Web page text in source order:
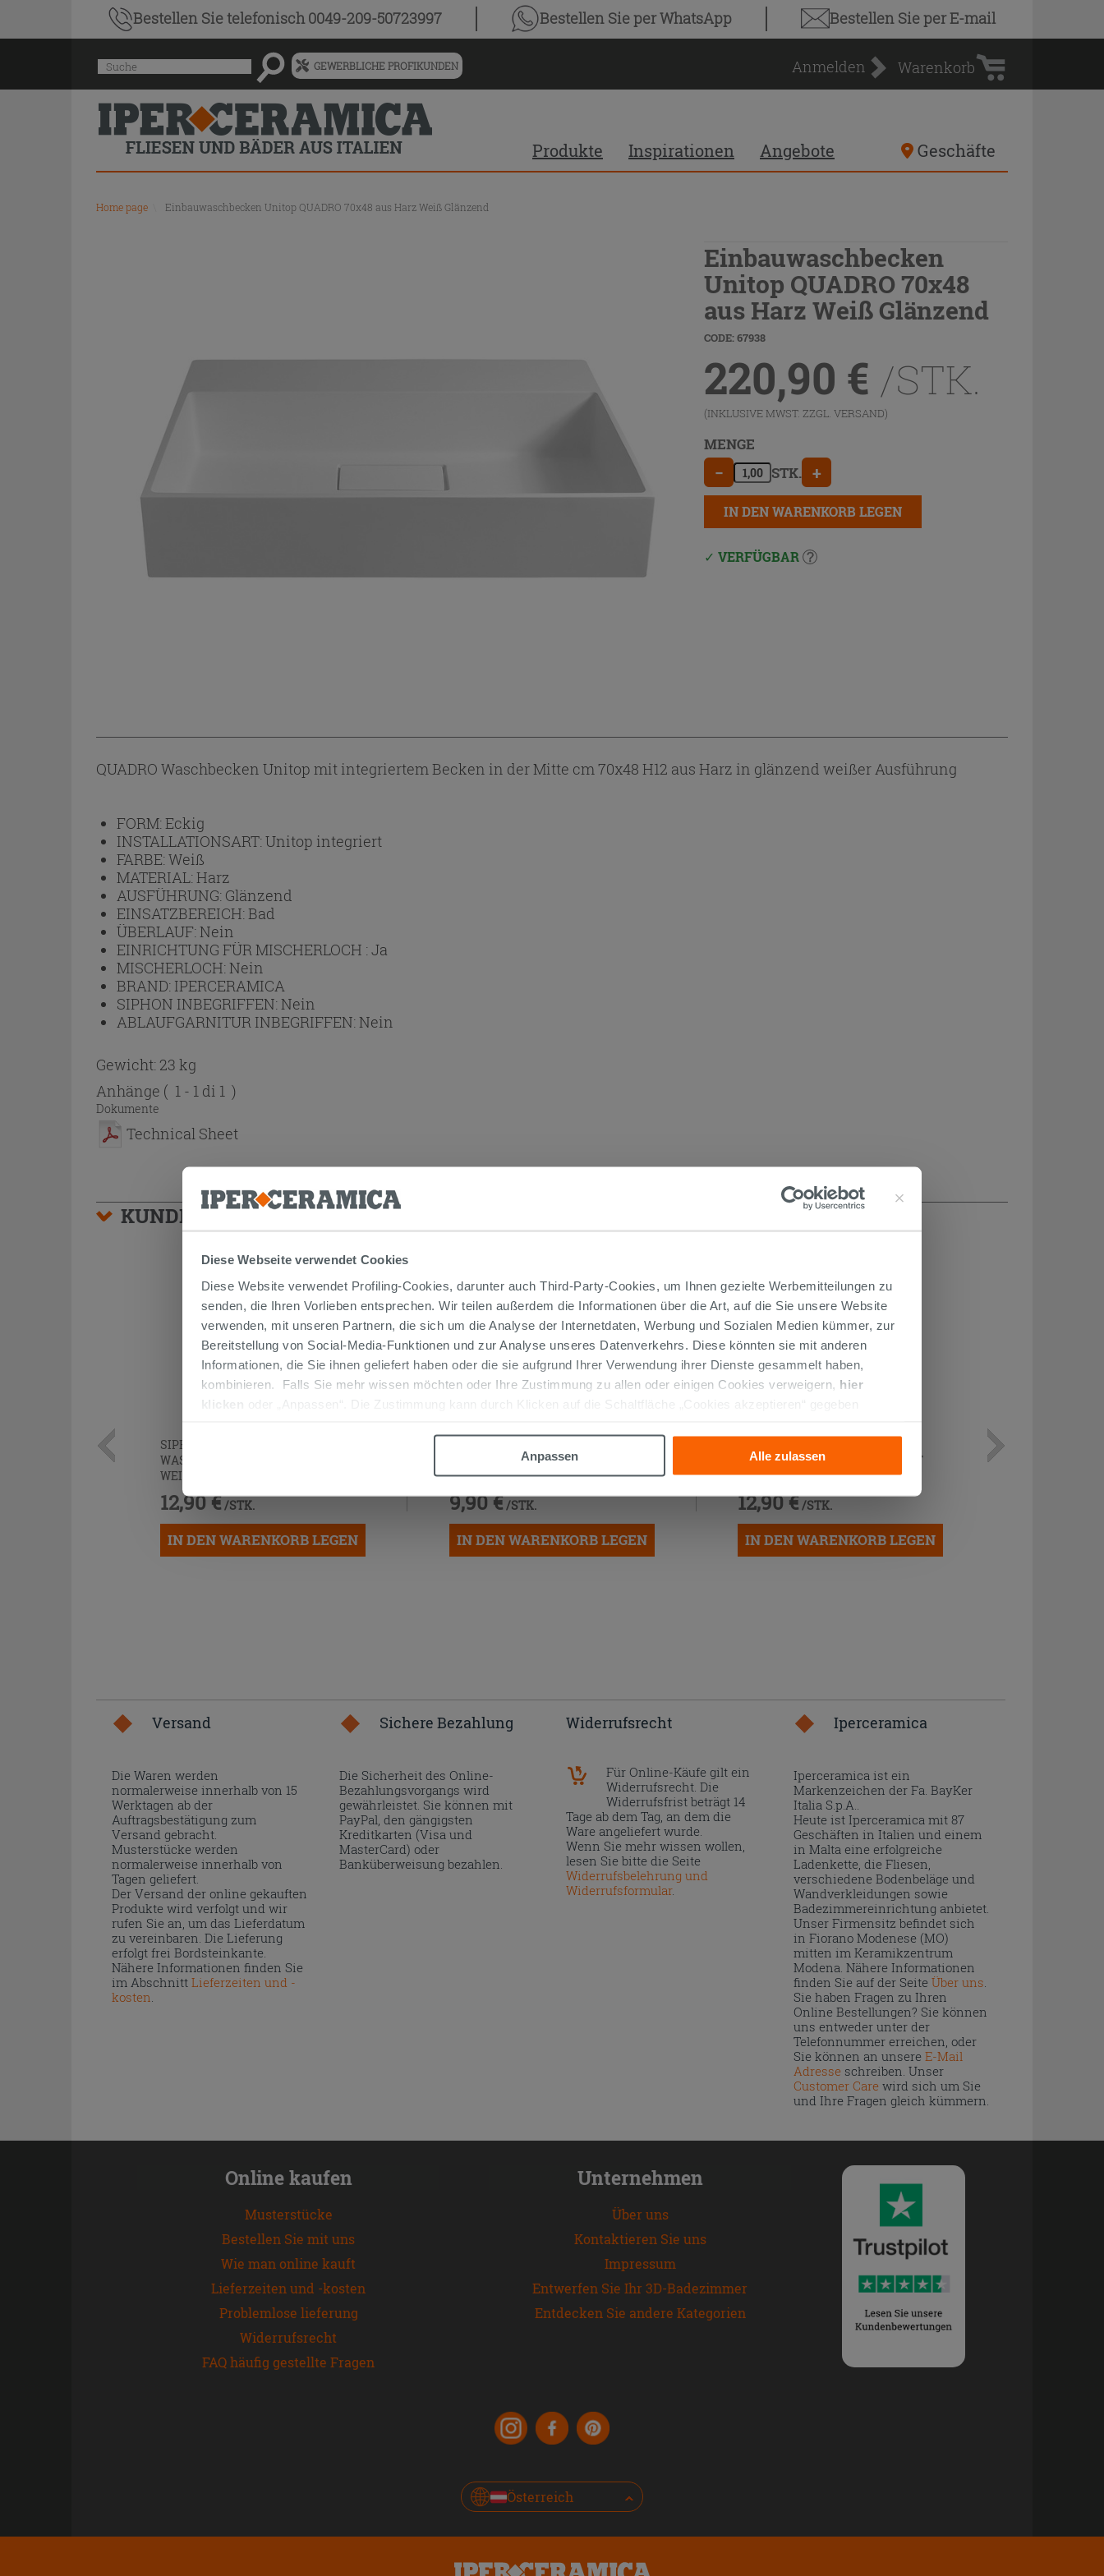
Diese Webseite verwendet Cookies
Diese Website verwendet Profiling-Cookies, darunter auch Third-Party-Cookies, um Ihnen gezielte Werbemitteilungen zu
senden, die Ihren Vorlieben entsprechen. Wir teilen außerdem die Informationen über die Art, auf die Sie unsere Website
verwenden, mit unseren Partnern, die sich um die Analyse der Internetdaten, Werbung und Sozialen Medien kümmer, zur
Bereitstellung von Social-Media-Funktionen und zur Analyse unseres Datenverkehrs. Diese könnten sie mit anderen
Informationen, die Sie ihnen geliefert haben oder die sie aufgrund Ihrer Verwendung ihrer Dienste gesammelt haben,
kombinieren. Falls Sie mehr wissen möchten oder Ihre Zustimmung zu allen oder einigen Cookies verweigern, hier
klicken
oder „Anpassen“. Die Zustimmung kann durch Klicken auf die Schaltfläche „Cookies akzeptieren“ gegeben
Anpassen
Alle zulassen
Bestellen Sietelefonisch 0049-209-50723997 Bestellen Sieper WhatsApp Bestellen Sieper E-mail
Menü
für
vorgeschlagenen
Siteinhalt
und
Suchprotokoll
Suche GEWERBLICHE PROFIKUNDEN Anmelden
Warenkorb
Warenkorb
Produkte Inspirationen Angebote Geschäfte
Home page Einbauwaschbecken Unitop QUADRO 70x48 aus Harz Weiß Glänzend
Einbauwaschbecken
Unitop QUADRO 70x48
aus Harz Weiß Glänzend
CODE: 67938
220,90 € /STK.
(INKLUSIVE MWST. ZZGL. VERSAND)
MENGE
− STK. +
IN DEN WARENKORB LEGEN
VERFÜGBAR
QUADRO Waschbecken Unitop mit integriertem Becken in der Mitte cm 70x48 H12 aus Harz in glänzend weißer Ausführung
FORM:Eckig
INSTALLATIONSART:Unitop integriert
FARBE:Weiß
MATERIAL:Harz
AUSFÜHRUNG: Glänzend
EINSATZBEREICH:Bad
ÜBERLAUF:Nein
EINRICHTUNG FÜR MISCHERLOCH :Ja
MISCHERLOCH:Nein
BRAND: IPERCERAMICA
SIPHON INBEGRIFFEN:Nein
ABLAUFGARNITUR INBEGRIFFEN:Nein
Gewicht: 23 kg
Anhänge ( 1 - 1 di 1 )
Dokumente
Technical Sheet
KUNDEN, DIE DIESEN ARTIKEL GEKAUFT HABEN, KAUFTEN AUCH...
SIPHON
WASCHTISCH AUS POLYPROPYLEN
WEISS
12,90 € /STK.
IN DEN WARENKORB LEGEN
TRANSPARENT
9,90 € /STK.
IN DEN WARENKORB LEGEN
UNTER DEM WASCHBECKEN MIT
FILTER UND GELENK CHROM
12,90 € /STK.
IN DEN WARENKORB LEGEN
Versand
Die Waren werden
normalerweise innerhalb von 15
Werktagen ab der
Auftragsbestätigung zum
Versand gebracht.
Musterstücke werden
normalerweise innerhalb von
Tagen geliefert.
Der Versand der online gekauften
Produkte wird verfolgt und wir
rufen Sie an, um das Lieferdatum
zu vereinbaren. Die Lieferung
erfolgt frei Bordsteinkante.
Nähere Informationen finden Sie
im Abschnitt Lieferzeiten und -
kosten.
Sichere Bezahlung
Die Sicherheit des Online-
Bezahlungsvorgangs wird
gewährleistet. Sie können mit
PayPal, den gängigsten
Kreditkarten (Visa und
MasterCard) oder
Banküberweisung bezahlen.
Widerrufsrecht
Für Online-Käufe gilt ein
Widerrufsrecht. Die
Widerrufsfrist beträgt 14
Tage ab dem Tag, an dem die
Ware angeliefert wurde.
Wenn Sie mehr wissen wollen,
lesen Sie bitte die Seite
Widerrufsbelehrung und
Widerrufsformular.
Iperceramica
Iperceramica ist ein
Markenzeichen der Fa. BayKer
Italia S.p.A..
Heute ist Iperceramica mit 87
Geschäften in Italien und einem
in Malta eine erfolgreiche
Ladenkette, die Fliesen,
verschiedene Bodenbeläge und
Wandverkleidungen sowie
Badezimmereinrichtung anbietet.
Unser Firmensitz befindet sich
in Fiorano Modenese (MO)
mitten im Keramikzentrum
Modena. Nähere Informationen
finden Sie auf der Seite Über uns.
Sie haben Fragen zu Ihren
Online Bestellungen? Sie können
uns entweder unter der
Telefonnummer erreichen, oder
Sie können an unsere E-Mail
Adresseschreiben. Unser
Customer Carewird sich um Sie
und Ihre Fragen gleich kümmern.
Online kaufen
Musterstücke
Bestellen Sie mit uns
Wie man online kauft
Lieferzeiten und -kosten
Problemlose lieferung
Widerrufsrecht
FAQ häufig gestellte Fragen
Unternehmen
Über uns
Kontaktieren Sie uns
Impressum
Entwerfen Sie Ihr 3D-Badezimmer
Entdecken Sie andere Kategorien
Österreich